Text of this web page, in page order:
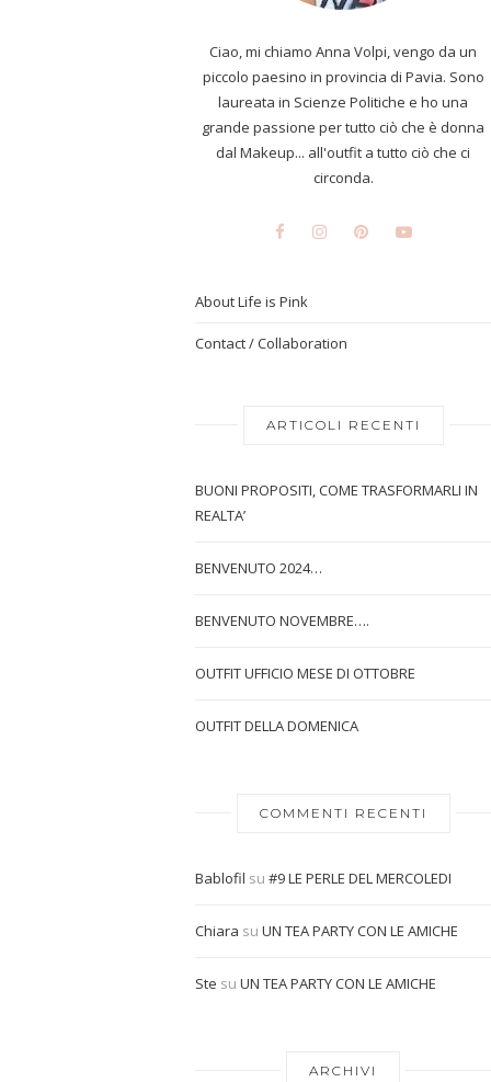
Ciao, mi chiamo Anna Volpi, vengo da un
piccolo paesino in provincia di Pavia. Sono
laureata in Scienze Politiche e ho una
grande passione per tutto ciò che è donna
dal Makeup... all'outfit a tutto ciò che ci
circonda.
About Life is Pink
Contact / Collaboration
ARTICOLI RECENTI
BUONI PROPOSITI, COME TRASFORMARLI IN
REALTA’
BENVENUTO 2024…
BENVENUTO NOVEMBRE….
OUTFIT UFFICIO MESE DI OTTOBRE
OUTFIT DELLA DOMENICA
COMMENTI RECENTI
Bablofil su #9 LE PERLE DEL MERCOLEDI
Chiara su UN TEA PARTY CON LE AMICHE
Ste su UN TEA PARTY CON LE AMICHE
ARCHIVI